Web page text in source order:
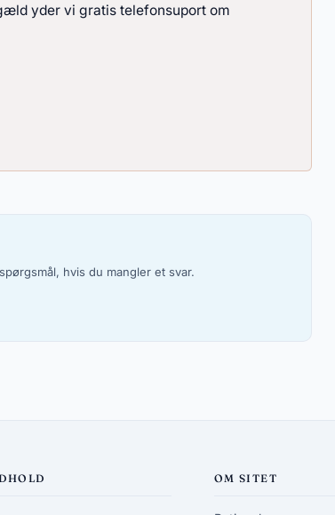
yder vi gratis telefonsuport om
hvis du mangler et svar.
OM SITET